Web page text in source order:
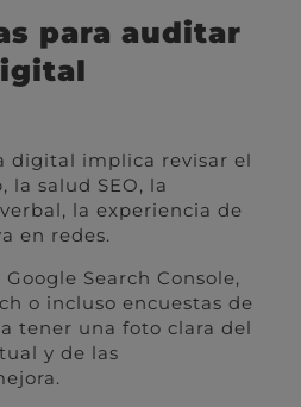
para auditar
digital implica revisar el
la salud SEO, la
la experiencia de
en redes.
Search Console,
o incluso encuestas de
tener una foto clara del
y de las